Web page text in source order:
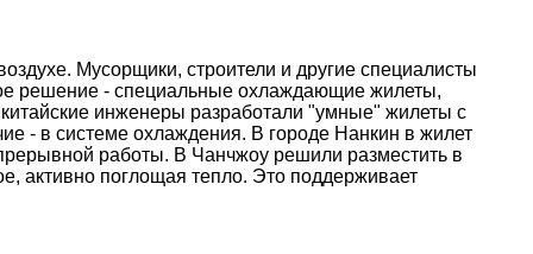
Мусорщики, строители и другие специалисты
решение - специальные охлаждающие жилеты,
инженеры разработали "умные" жилеты с
- в системе охлаждения. В городе Нанкин в жилет
работы. В Чанчжоу решили разместить в
активно поглощая тепло. Это поддерживает